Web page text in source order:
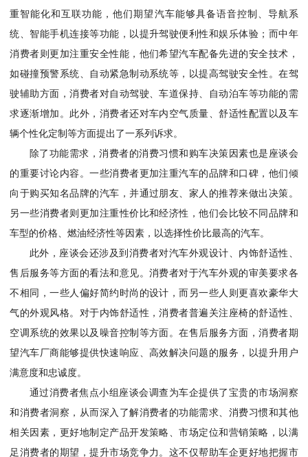
重智能化和互联功能，他们期望汽车能够具备语音控制、导航系
统、智能手机连接等功能，以提升驾驶便利性和娱乐体验；而中年
消费者则更加注重安全性能，他们希望汽车配备先进的安全技术，
如碰撞预警系统、自动紧急制动系统等，以提高驾驶安全性。在驾
驶辅助方面，消费者对自动驾驶、车道保持、自动泊车等功能的需
求逐渐增加。此外，消费者还对车内空气质量、舒适性配置以及车
辆个性化定制等方面提出了一系列诉求。
除了功能需求，消费者的消费习惯和购车决策因素也是座谈会
的重要讨论内容。一些消费者更加注重汽车的品牌和口碑，他们倾
向于购买知名品牌的汽车，并通过朋友、家人的推荐来做出决策。
另一些消费者则更加注重性价比和经济性，他们会比较不同品牌和
车型的价格、燃油经济性等因素，以选择性价比最高的汽车。
此外，座谈会还涉及到消费者对汽车外观设计、内饰舒适性、
售后服务等方面的看法和意见。消费者对于汽车外观的审美要求各
不相同，一些人偏好简约时尚的设计，而另一些人则更喜欢豪华大
气的外观风格。对于内饰舒适性，消费者普遍关注座椅的舒适性、
空调系统的效果以及噪音控制等方面。在售后服务方面，消费者期
望汽车厂商能够提供快速响应、高效解决问题的服务，以提升用户
满意度和忠诚度。
通过消费者焦点小组座谈会调查为车企提供了宝贵的市场洞察
和消费者洞察，从而深入了解消费者的功能需求、消费习惯和其他
相关因素，更好地制定产品开发策略、市场定位和营销策略，以满
足消费者的期望，提升市场竞争力。这不仅帮助车企更好地把握市